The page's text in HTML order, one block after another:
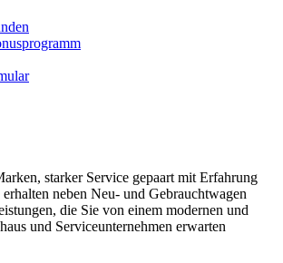
starker Service gepaart mit Erfahrung
neben Neu- und Gebrauchtwagen
die Sie von einem modernen und
und Serviceunternehmen erwarten